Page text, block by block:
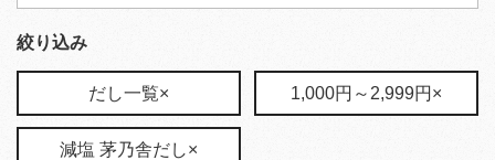
絞り込み
だし一覧× 1,000円～2,999円×
減塩 茅乃舎だし×